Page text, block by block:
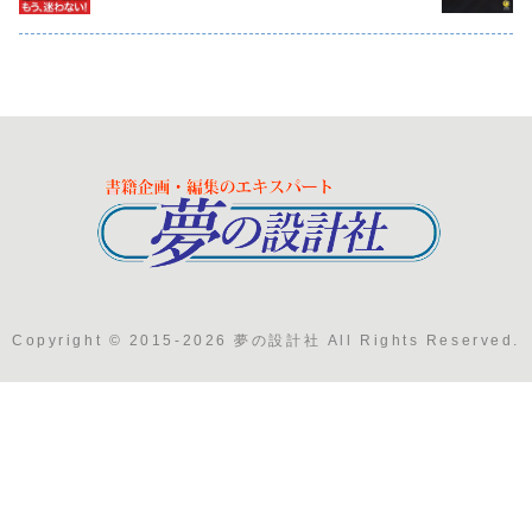
Copyright © 2015-2026 夢の設計社 All Rights Reserved.